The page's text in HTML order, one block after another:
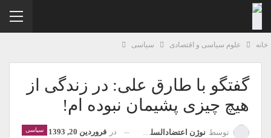
علوم سیاسی و اقتصادی سیاسی
گفتگو با طارق علی: در زندگی از
هیچ چیزی پشیمان نبوده ام!
سیاسی توسطنوژن اعتضادالسلطنه درفروردین 20, 1393